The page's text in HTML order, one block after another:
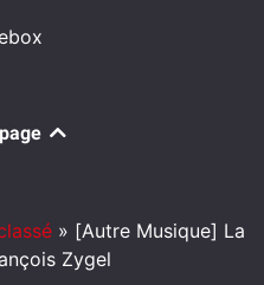
» [Autre Musique] La
Zygel